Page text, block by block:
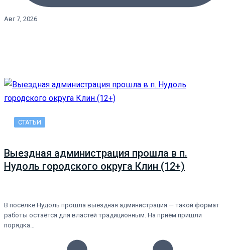
Авг 7, 2026
СТАТЬИ
Выездная администрация прошла в п.
Нудоль городского округа Клин (12+)
В посёлке Нудоль прошла выездная администрация — такой формат
работы остаётся для властей традиционным. На приём пришли
порядка…